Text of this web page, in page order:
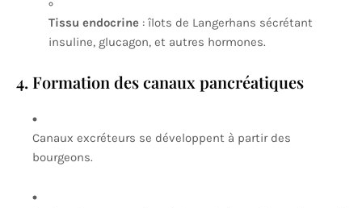
Tissu endocrine : îlots de Langerhans sécrétant
insuline, glucagon, et autres hormones.
4. Formation des canaux pancréatiques
Canaux excréteurs se développent à partir des
bourgeons.